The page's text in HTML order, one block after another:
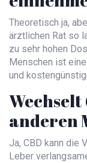
Theoretisch ja,
ärztlichen Rat so
zu sehr hohen
Menschen ist
und
Wechselt
anderen
Ja, CBD kann die
Leber